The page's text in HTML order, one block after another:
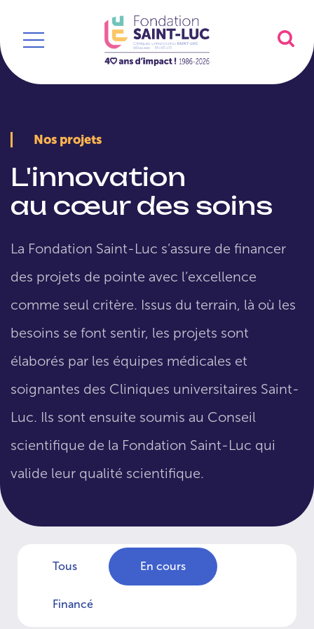
Nos projets
L'innovation
au cœur des soins
La Fondation Saint-Luc s’assure de financer
des projets de pointe avec l’excellence
comme seul critère. Issus du terrain, là où les
besoins se font sentir, les projets sont
élaborés par les équipes médicales et
soignantes des Cliniques universitaires Saint-
Luc. Ils sont ensuite soumis au Conseil
scientifique de la Fondation Saint-Luc qui
valide leur qualité scientifique.
Tous En cours
Financé